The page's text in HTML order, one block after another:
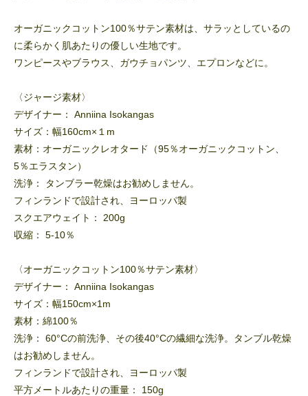
オーガニックコットン100％サテン素材は、サラッとしているの
に柔らかく肌あたりの優しい生地です。
ワンピースやブラウス、ガウチョパンツ、エプロンなどに。
〈ジャージ素材〉
デザイナー： Anniina Isokangas
サイズ：幅160cm×１m
素材：オーガニックレオタード（95％オーガニックコットン、
5％エラスタン）
洗浄： タンブラー乾燥はお勧めしません。
フィンランドで設計され、ヨーロッパ製
スクエアウェイト： 200g
収縮： 5-10％
〈オーガニックコットン100％サテン素材〉
デザイナー： Anniina Isokangas
サイズ：幅150cm×1m
素材：綿100％
洗浄： 60°Cの前洗浄、その後40°Cの繊細な洗浄。タンブル乾燥
はお勧めしません。
フィンランドで設計され、ヨーロッパ製
平方メートルあたりの重量： 150g